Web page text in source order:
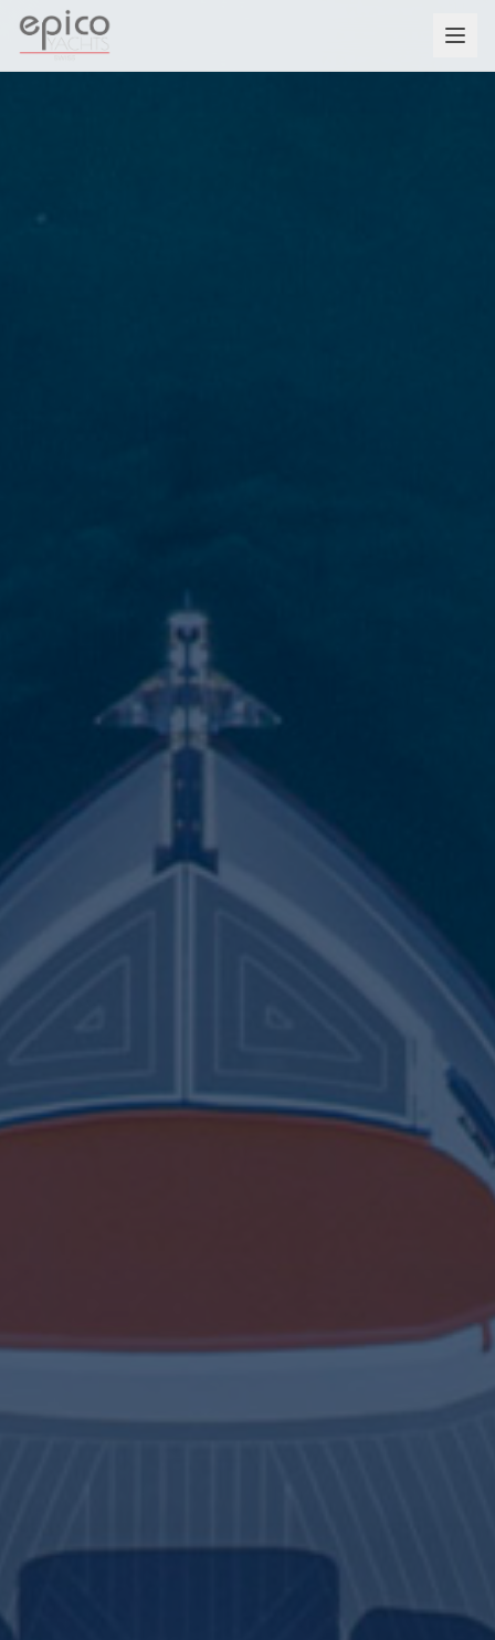
Salta al contenuto principale